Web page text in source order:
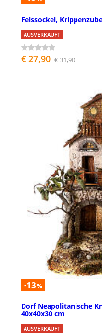
Felssockel,
AUSVERKAUFT
€ 27,90 € 31,90
-13%
Dorf Neapolitanische
40x40x30 cm
AUSVERKAUFT